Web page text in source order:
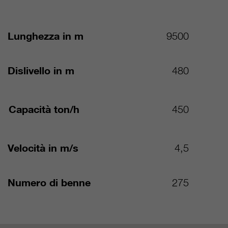
Lunghezza in m 9500
Dislivello in m 480
Capacità ton/h 450
Velocità in m/s 4,5
Numero di benne 275